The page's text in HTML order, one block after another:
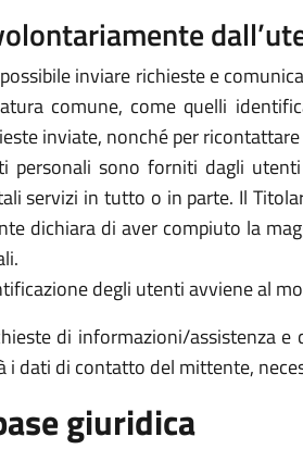
inviare richieste e
comune, come quelli
inviate, nonché per
personali sono forniti dagli
servizi in tutto o in parte. Il
dichiara di aver compiuto la
degli utenti avviene al
di informazioni/assistenza
i dati di contatto del mittente,
giuridica